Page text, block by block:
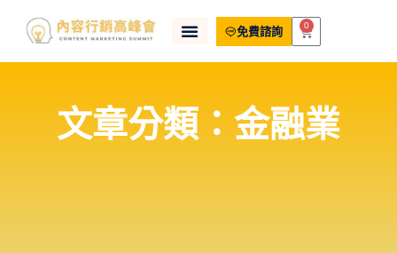
免費諮詢 0
文章分類：金融業